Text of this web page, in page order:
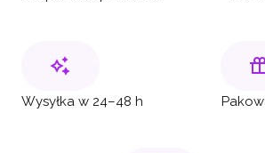
Wysyłka w 24–48 h